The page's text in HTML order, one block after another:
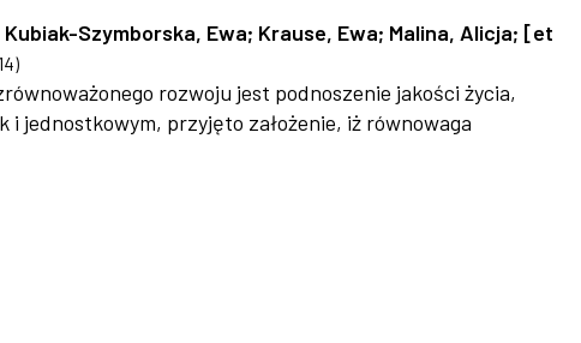
Kubiak-Szymborska, Ewa; Krause, Ewa; Malina, Alicja; [et
)
rozwoju jest podnoszenie jakości życia,
jednostkowym, przyjęto założenie, iż równowaga